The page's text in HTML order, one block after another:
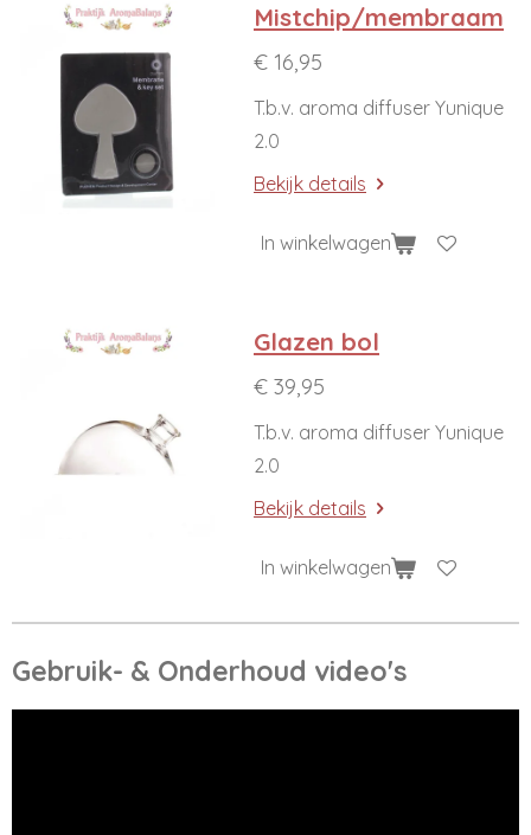
Mistchip/membraam
€ 16,95
T.b.v. aroma diffuser Yunique
2.0
Bekijk details
In winkelwagen
Glazen bol
€ 39,95
T.b.v. aroma diffuser Yunique
2.0
Bekijk details
In winkelwagen
Gebruik- & Onderhoud video's